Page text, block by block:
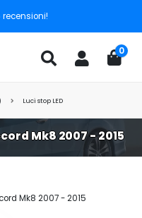
recensioni!
0
Luci stop LED
Mk8 2007 - 2015
Mk8 2007 - 2015